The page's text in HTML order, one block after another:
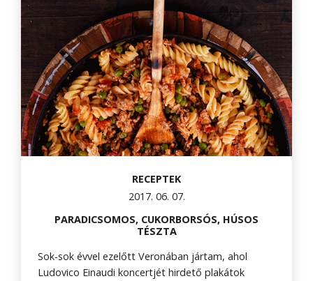
RECEPTEK
2017. 06. 07.
PARADICSOMOS, CUKORBORSÓS, HÚSOS
TÉSZTA
Sok-sok évvel ezelőtt Veronában jártam, ahol
Ludovico Einaudi koncertjét hirdető plakátok